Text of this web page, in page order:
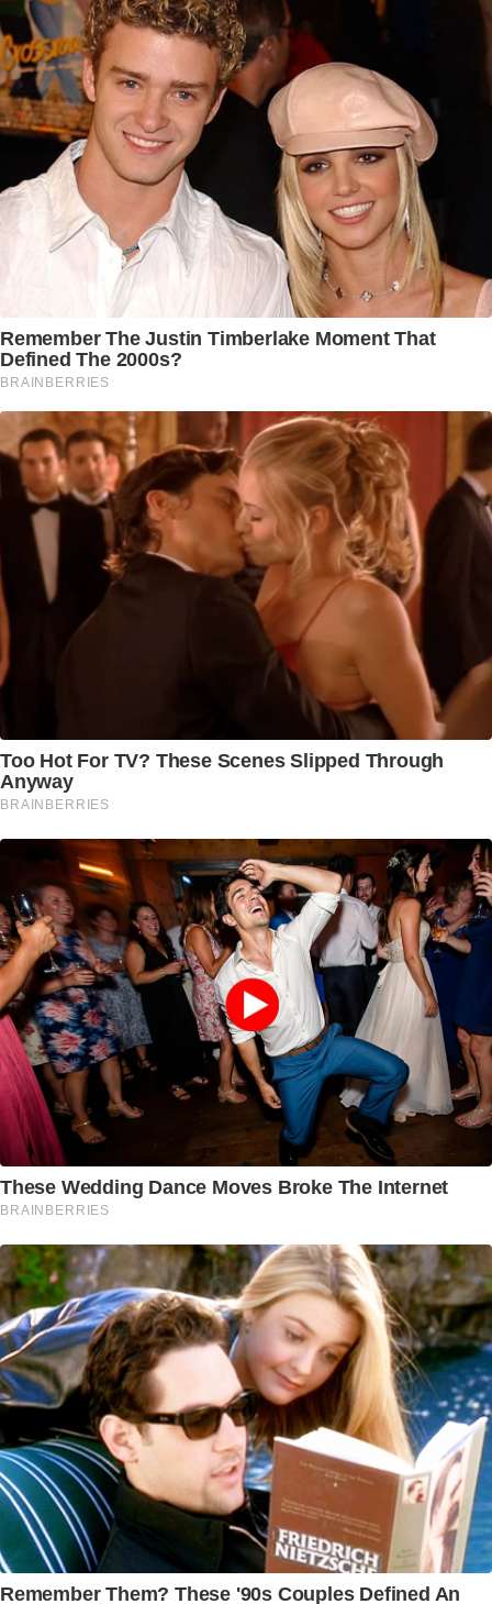
Remember The Justin Timberlake Moment That
Defined The 2000s?
BRAINBERRIES
Too Hot For TV? These Scenes Slipped Through
Anyway
BRAINBERRIES
These Wedding Dance Moves Broke The Internet
BRAINBERRIES
Remember Them? These '90s Couples Defined An